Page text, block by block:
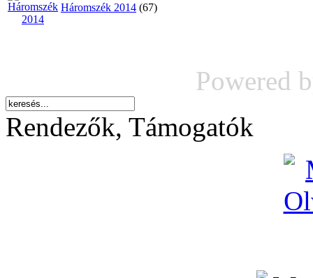
Háromszék 2014 (67)
Powered
Rendezők, Támogatók